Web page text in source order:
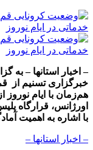
– اخبار استانها – به
خبرگزاری تسنیم از
هم‌زمان با ایام
اورژانس، قرارگاه
با اشاره به اهمیت
– اخبار استانها –